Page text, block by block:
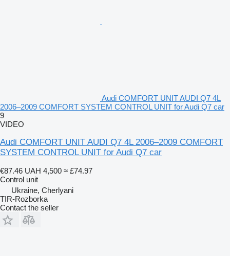
Audi COMFORT UNIT AUDI Q7 4L
2006–2009 COMFORT SYSTEM CONTROL UNIT for Audi Q7 car
9
VIDEO
Audi COMFORT UNIT AUDI Q7 4L 2006–2009 COMFORT
SYSTEM CONTROL UNIT for Audi Q7 car
€87.46 UAH 4,500 ≈ £74.97
Control unit
Ukraine, Cherlyani
TIR-Rozborka
Contact the seller